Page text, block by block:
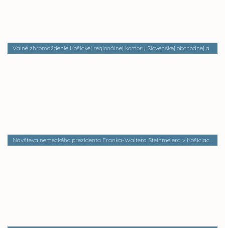
Valné zhromaždenie Košickej regionálnej komory Slovenskej obchodnej a priemyselnej komory
Návšteva nemeckého prezidenta Franka-Waltera Steinmeiera v Košiciach